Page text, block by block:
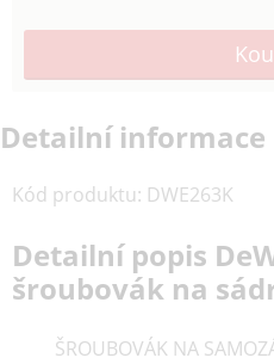
Detailní informace
Kód produktu: DWE263K
Detailní popis
šroubovák na
ŠROUBOVÁK NA